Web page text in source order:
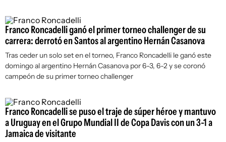
Franco Roncadelli ganó el primer torneo challenger de su
carrera: derrotó en Santos al argentino Hernán Casanova
Tras ceder un solo set en el torneo, Franco Roncadelli le ganó este
domingo al argentino Hernán Casanova por 6-3, 6-2 y se coronó
campeón de su primer torneo challenger
Franco Roncadelli se puso el traje de súper héroe y mantuvo
a Uruguay en el Grupo Mundial II de Copa Davis con un 3-1 a
Jamaica de visitante